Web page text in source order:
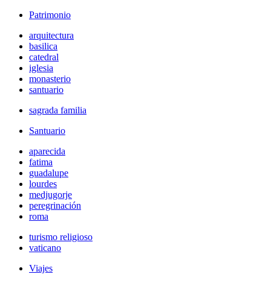
Patrimonio
arquitectura
basilica
catedral
iglesia
monasterio
santuario
sagrada familia
Santuario
aparecida
fatima
guadalupe
lourdes
medjugorje
peregrinación
roma
turismo religioso
vaticano
Viajes